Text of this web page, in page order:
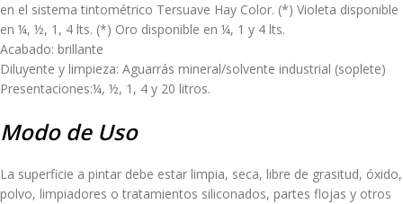
en el sistema tintométrico Tersuave Hay Color. (*) Violeta disponible
en ¼, ½, 1, 4 lts. (*) Oro disponible en ¼, 1 y 4 lts.
Acabado: brillante
Diluyente y limpieza: Aguarrás mineral/solvente industrial (soplete)
Presentaciones:¼, ½, 1, 4 y 20 litros.
Modo de Uso
La superficie a pintar debe estar limpia, seca, libre de grasitud, óxido,
polvo, limpiadores o tratamientos siliconados, partes flojas y otros